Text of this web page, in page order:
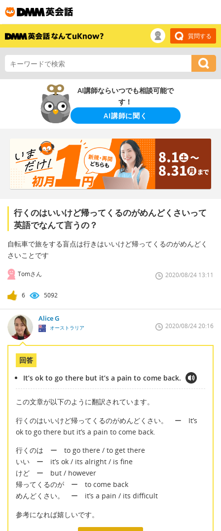
質問する
AI講師ならいつでも相談可能で
す！
AI講師に聞く
行くのはいいけど帰ってくるのがめんどくさいって
英語でなんて言うの？
自転車で旅をする盲点は行きはいいけど帰ってくるのがめんどく
さいことです
Tomさん 2020/08/24 13:11
6 5092
Alice G
オーストラリア 2020/08/24 20:16
回答
It’s ok to go there but it’s a pain to come back.
この文章が以下のように翻訳されています。
行くのはいいけど帰ってくるのがめんどくさい。 ー It’s
ok to go there but it’s a pain to come back.
行くのは ー to go there / to get there
いい ー it’s ok / its alright / is fine
けど ー but / however
帰ってくるのが ー to come back
めんどくさい。 ー it’s a pain / its difficult
参考になれば嬉しいです。